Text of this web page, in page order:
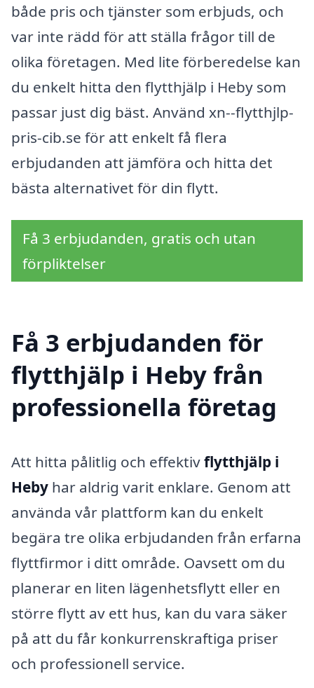
både pris och tjänster som erbjuds, och
var inte rädd för att ställa frågor till de
olika företagen. Med lite förberedelse kan
du enkelt hitta den flytthjälp i Heby som
passar just dig bäst. Använd xn--flytthjlp-
pris-cib.se för att enkelt få flera
erbjudanden att jämföra och hitta det
bästa alternativet för din flytt.
Få 3 erbjudanden, gratis och utan
förpliktelser
Få 3 erbjudanden för
flytthjälp i Heby från
professionella företag
Att hitta pålitlig och effektivflytthjälp i
Heby har aldrig varit enklare. Genom att
använda vår plattform kan du enkelt
begära tre olika erbjudanden från erfarna
flyttfirmor i ditt område. Oavsett om du
planerar en liten lägenhetsflytt eller en
större flytt av ett hus, kan du vara säker
på att du får konkurrenskraftiga priser
och professionell service.